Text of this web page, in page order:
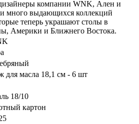
компании WNK, Ален и
много выдающихся коллекций
теперь украшают столы в
Америки и Ближнего Востока.
для масла 18,1 см - 6 шт
18/10
картон